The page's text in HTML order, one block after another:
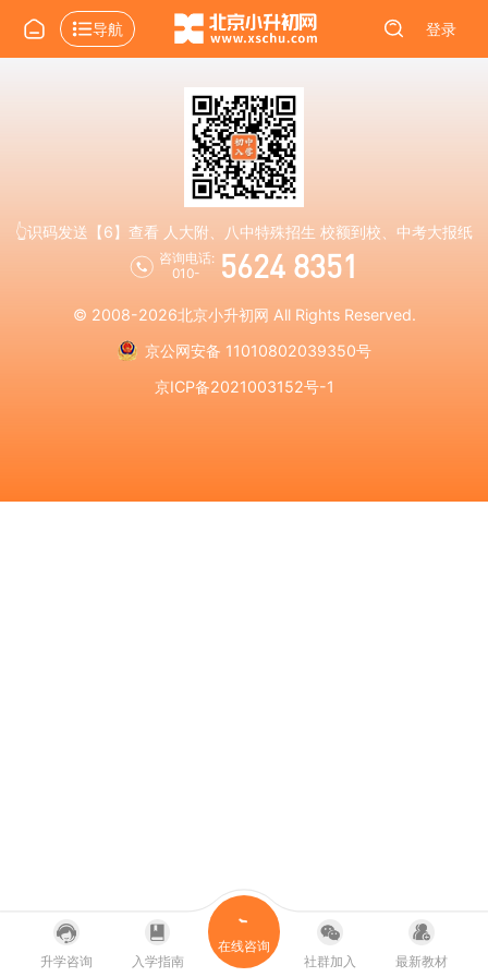
导航 登录
👆识码发送【6】查看 人大附、八中特殊招生 校额到校、中考大报纸
咨询电话:
010-
5624 8351
© 2008-2026北京小升初网 All Rights Reserved.
京公网安备 11010802039350号
京ICP备2021003152号-1
升学咨询 入学指南
在线咨询
社群加入
最新教材